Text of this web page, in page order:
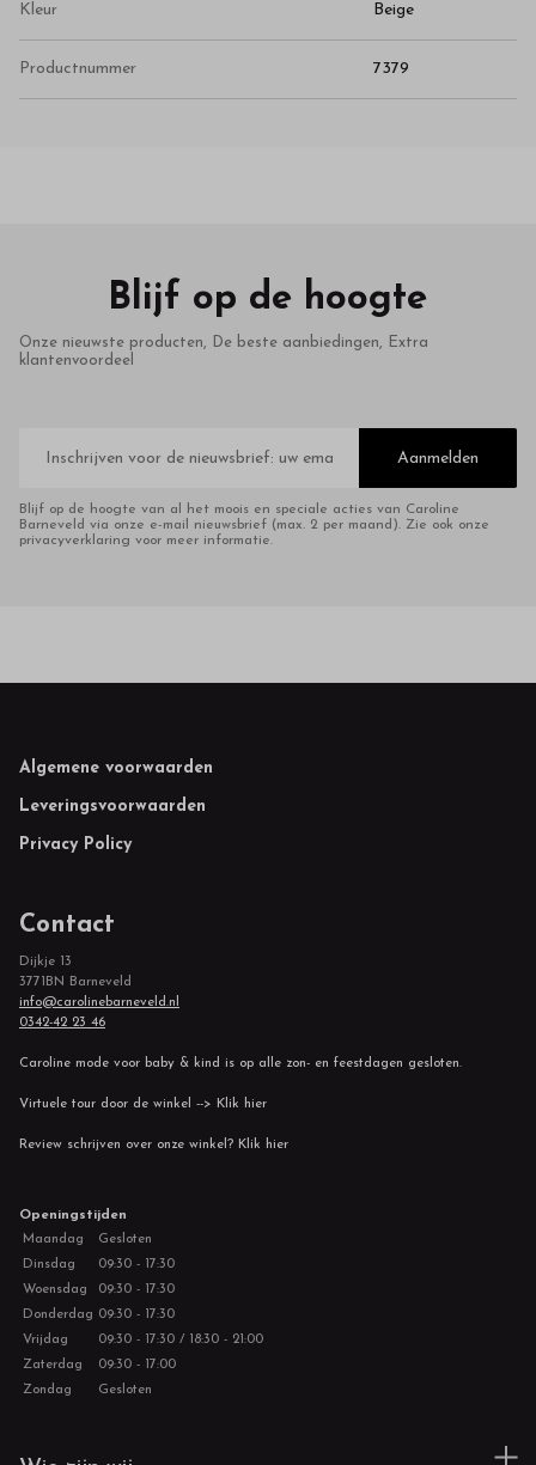
Kleur Beige
Productnummer 7379
Blijf op de hoogte
Onze nieuwste producten, De beste aanbiedingen, Extra
klantenvoordeel
mailadres
Aanmelden
Blijf op de hoogte van al het moois en speciale acties van Caroline
Barneveld via onze e-mail nieuwsbrief (max. 2 per maand). Zie ook onze
privacyverklaring voor meer informatie.
Footer
Algemene voorwaarden
Leveringsvoorwaarden
Privacy Policy
Contact
Dijkje 13
3771BN Barneveld
info@carolinebarneveld.nl
0342-42 23 46
Caroline mode voor baby & kind is op alle zon- en feestdagen gesloten.
Virtuele tour door de winkel --> Klik hier
Review schrijven over onze winkel? Klik hier
Openingstijden
Maandag
Gesloten
Dinsdag
09:30 - 17:30
Woensdag
09:30 - 17:30
Donderdag 09:30 - 17:30
Vrijdag
09:30 - 17:30 / 18:30 - 21:00
Zaterdag
09:30 - 17:00
Zondag
Gesloten